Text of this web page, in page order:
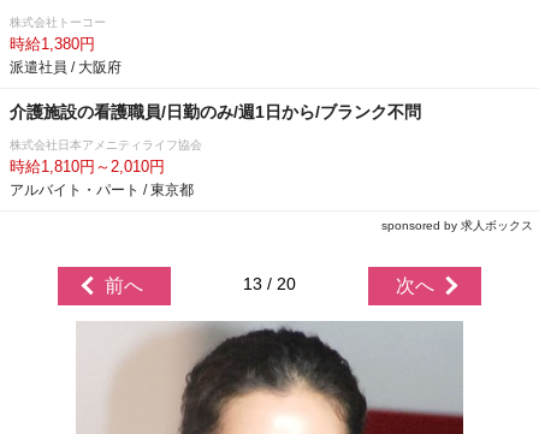
株式会社トーコー
時給1,380円
派遣社員 / 大阪府
介護施設の看護職員/日勤のみ/週1日から/ブランク不問
株式会社日本アメニティライフ協会
時給1,810円～2,010円
アルバイト・パート / 東京都
sponsored by 求人ボックス
前へ 13 / 20 次へ